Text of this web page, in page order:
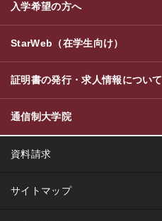
入学希望の方へ
StarWeb（在学生向け）
証明書の発行・求人情報について
通信制大学院
資料請求
サイトマップ